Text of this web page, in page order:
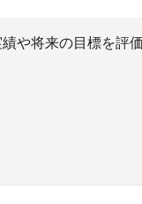
や将来の目標を評